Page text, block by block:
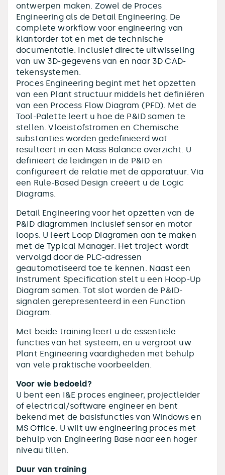
ontwerpen maken. Zowel de Proces
Engineering als de Detail Engineering. De
complete workflow voor engineering van
klantorder tot en met de technische
documentatie. Inclusief directe uitwisseling
van uw 3D-gegevens van en naar 3D CAD-
tekensystemen.
Proces Engineering begint met het opzetten
van een Plant structuur middels het definiëren
van een Process Flow Diagram (PFD). Met de
Tool-Palette leert u hoe de P&ID samen te
stellen. Vloeistofstromen en Chemische
substanties worden gedefinieerd wat
resulteert in een Mass Balance overzicht. U
definieert de leidingen in de P&ID en
configureert de relatie met de apparatuur. Via
een Rule-Based Design creëert u de Logic
Diagrams.
Detail Engineering voor het opzetten van de
P&ID diagrammen inclusief sensor en motor
loops. U leert Loop Diagramen aan te maken
met de Typical Manager. Het traject wordt
vervolgd door de PLC-adressen
geautomatiseerd toe te kennen. Naast een
Instrument Specification stelt u een Hoop-Up
Diagram samen. Tot slot worden de P&ID-
signalen gerepresenteerd in een Function
Diagram.
Met beide training leert u de essentiële
functies van het systeem, en u vergroot uw
Plant Engineering vaardigheden met behulp
van vele praktische voorbeelden.
Voor wie bedoeld?
U bent een I&E proces engineer, projectleider
of electrical/software engineer en bent
bekend met de basisfuncties van Windows en
MS Office. U wilt uw engineering proces met
behulp van Engineering Base naar een hoger
niveau tillen.
Duur van training